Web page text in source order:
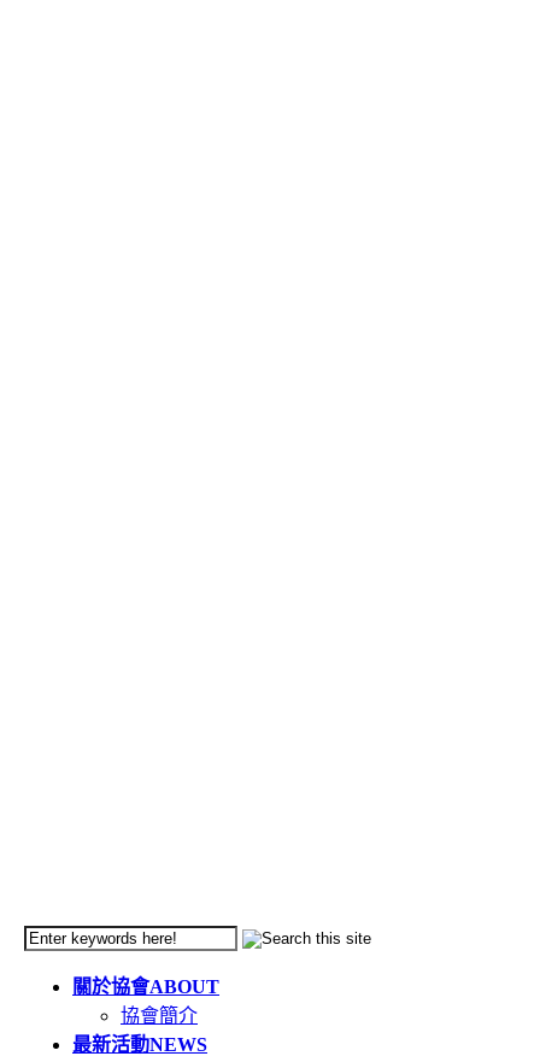
關於協會ABOUT
協會簡介
最新活動NEWS